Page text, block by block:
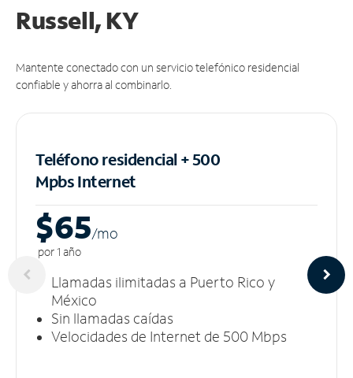
Russell, KY
Mantente conectado con un servicio telefónico residencial
confiable y ahorra al combinarlo.
Teléfono residencial + 500
MpbsInternet
$65/mo
por 1 año
Llamadas ilimitadas a Puerto Rico y
México
Sin llamadas caídas
Velocidades de Internet de 500 Mbps